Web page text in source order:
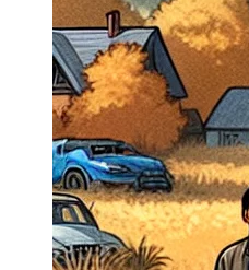
Ford
Mercedes